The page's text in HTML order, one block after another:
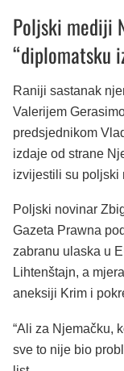
Poljski mediji
“diplomatsku
Raniji sastanak
Valerijem
predsjednikom
izdaje od strane
izvijestili su poljski
Poljski novinar
Gazeta Prawna
zabranu ulaska u
Lihtenštajn, a
aneksiji Krim i
“Ali za Njemačku,
sve to nije bio